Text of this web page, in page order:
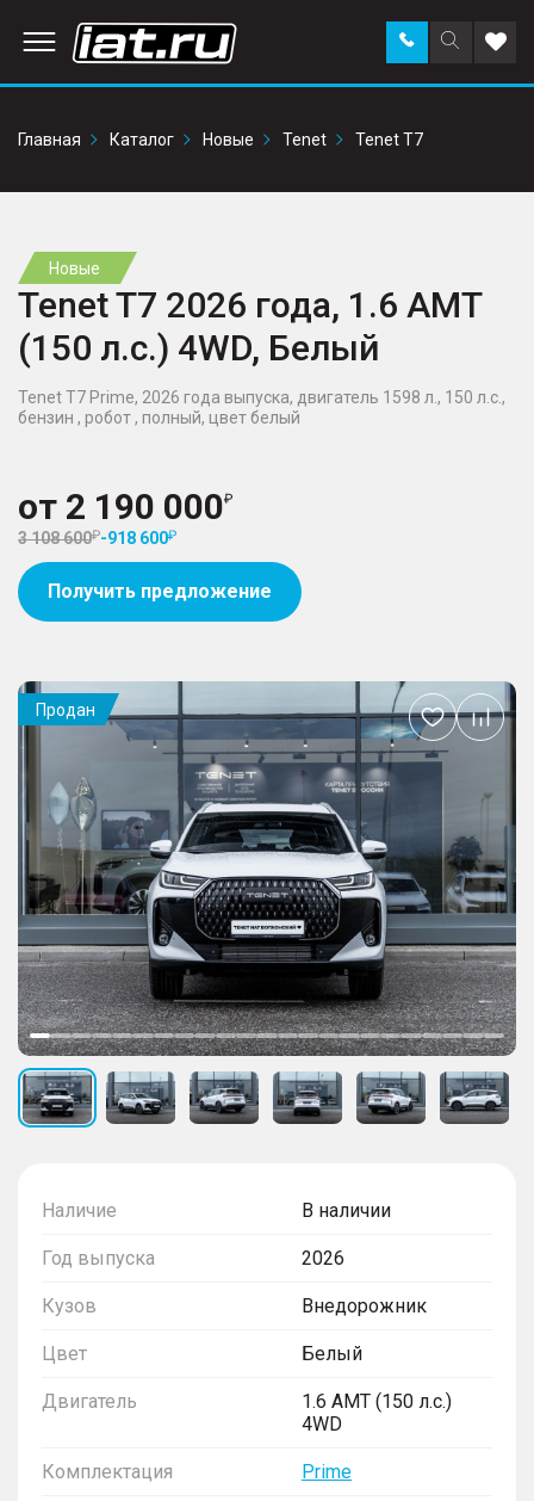
Поиск
по
Заказать
звонок в
Главная
Каталог Новые Tenet Tenet T7
Новые
Tenet T7 2026 года, 1.6 AMT
(150 л.с.) 4WD, Белый
Tenet T7 Prime, 2026 года выпуска, двигатель 1598 л., 150 л.с.,
бензин , робот , полный, цвет белый
от 2 190 000
3 108 600 -918 600
Получить предложение
Наличие В наличии
Год выпуска 2026
Кузов Внедорожник
Цвет Белый
Двигатель
1.6 AMT (150 л.с.)
4WD
Комплектация Prime
Продан
Добавить
в
избранное